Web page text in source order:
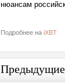
нюансам
Подробнее на iXBT